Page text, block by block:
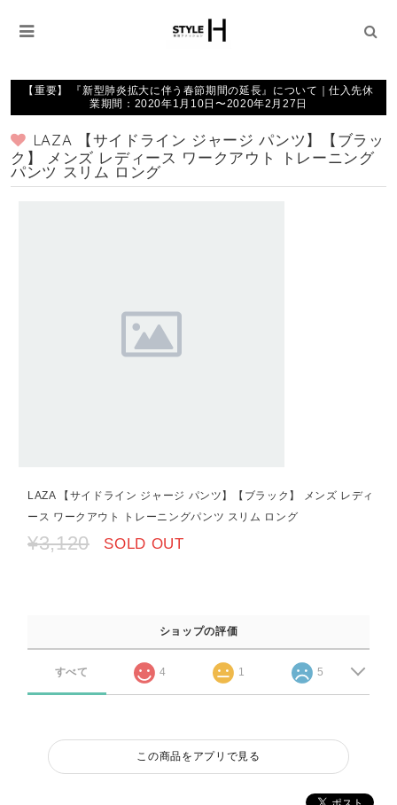
【重要】 『新型肺炎拡大に伴う春節期間の延長』について｜仕入先休
業期間：2020年1月10日〜2020年2月27日
LAZA 【サイドライン ジャージ パンツ】【ブラッ
ク】 メンズ レディース ワークアウト トレーニング
パンツ スリム ロング
LAZA 【サイドライン ジャージ パンツ】【ブラック】 メンズ レディ
ース ワークアウト トレーニングパンツ スリム ロング
¥3,120 SOLD OUT
ショップの評価
すべて 4 1 5
この商品をアプリで見る